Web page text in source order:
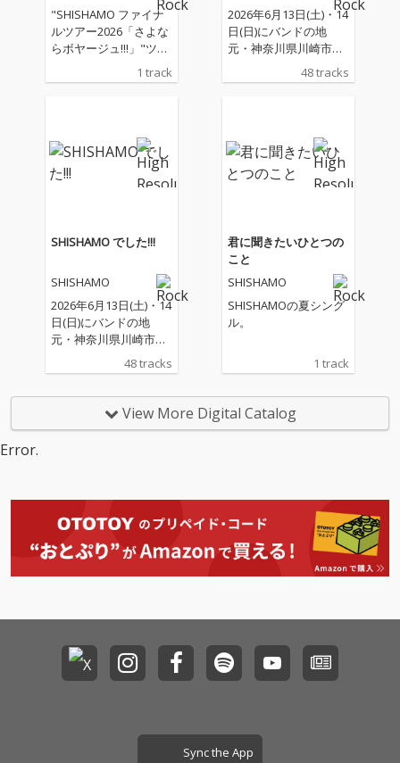
"SHISHAMO ファイナ
ルツアー2026「さよな
らボヤージュ!!!」"ツア
ー初日 02.11(水・祝) 神
奈川 カルッツかわさき
でもいいですか」のLIV
E音源が配信開始
1 track
2026年6月13日(土)・14
日(日)にバンドの地
元・神奈川県川崎市に
ある"Uvanceとどろき
スタジアム by Fujitsu
し、このライブをもっ
て活動終了することを
発表しているSHISHAM
HISHAMOのライブでG
t.Vo 宮崎朝子が最後に
必ず言うひと言「SHIS
HAMOでした!!!」をタ
イトルにした今作は、
ステージ上で明るく挨
た」という感謝と「こ
められており、「宮崎
ューミーな作品。
48 tracks
SHISHAMO でした!!!
SHISHAMO
2026年6月13日(土)・14
日(日)にバンドの地
元・神奈川県川崎市に
ある"Uvanceとどろき
スタジアム by Fujitsu
2日間のスタジアムワ
ンマンライブを開催
HISHAMOのライブでG
t.Vo 宮崎朝子が最後に
必ず言うひと言「SHIS
HAMOでした!!!」をタ
りがとうございまし
た」という感謝と「こ
れからもよろしく」と
48 tracks
君に聞きたいひとつの
こと
SHISHAMO
SHISHAMOの夏シング
ル。
1 track
View More Digital Catalog
Error.
Sync the App